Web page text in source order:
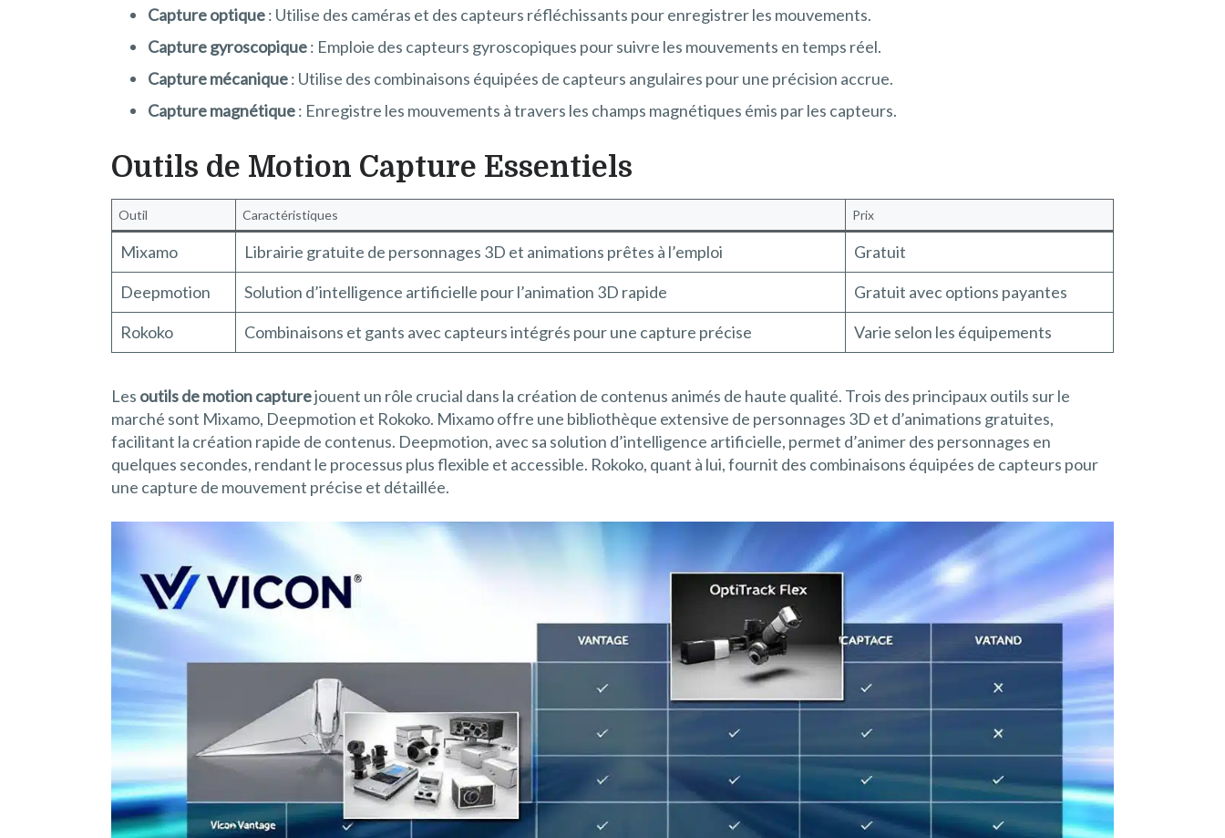
Capture optique: Utilise des caméras et des capteurs réfléchissants pour enregistrer les mouvements.
Capture gyroscopique: Emploie des capteurs gyroscopiques pour suivre les mouvements en temps réel.
Capture mécanique: Utilise des combinaisons équipées de capteurs angulaires pour une précision accrue.
Capture magnétique: Enregistre les mouvements à travers les champs magnétiques émis par les capteurs.
Outils de Motion Capture Essentiels
Outil Caractéristiques Prix
Mixamo Librairie gratuite de personnages 3D et animations prêtes à l’emploi
Gratuit
Deepmotion
Solution d’intelligence artificielle pour l’animation 3D rapide
Gratuit avec options payantes
Rokoko
Combinaisons et gants avec capteurs intégrés pour une capture précise Varie selon les équipements
Les outils de motion capturejouent un rôle crucial dans la création de contenus animés de haute qualité. Trois des principaux outils sur le
marché sont Mixamo, Deepmotion et Rokoko. Mixamo offre une bibliothèque extensive de personnages 3D et d’animations gratuites,
facilitant la création rapide de contenus. Deepmotion, avec sa solution d’intelligence artificielle, permet d’animer des personnages en
quelques secondes, rendant le processus plus flexible et accessible. Rokoko, quant à lui, fournit des combinaisons équipées de capteurs pour
une capture de mouvement précise et détaillée.